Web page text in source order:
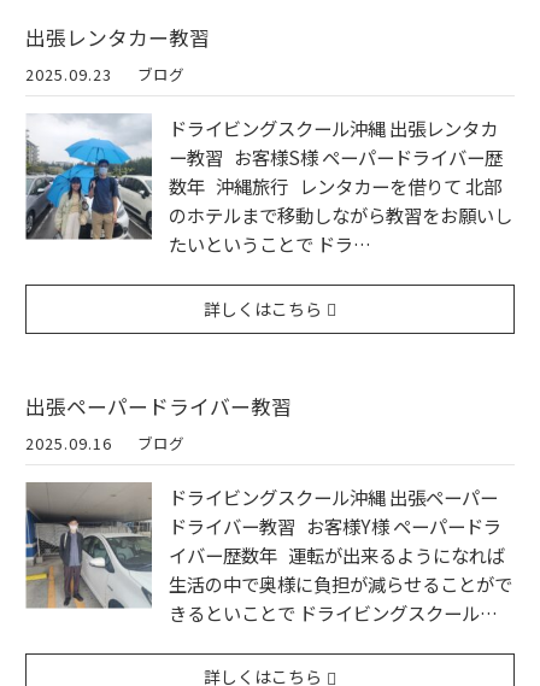
出張レンタカー教習
2025.09.23 ブログ
ドライビングスクール沖縄 出張レンタカ
ー教習 お客様S様 ペーパードライバー歴
数年 沖縄旅行 レンタカーを借りて 北部
のホテルまで移動しながら教習をお願いし
たいということで ドラ…
詳しくはこちら
出張ペーパードライバー教習
2025.09.16 ブログ
ドライビングスクール沖縄 出張ペーパー
ドライバー教習 お客様Y様 ペーパードラ
イバー歴数年 運転が出来るようになれば
生活の中で奥様に負担が減らせることがで
きるといことで ドライビングスクール…
詳しくはこちら